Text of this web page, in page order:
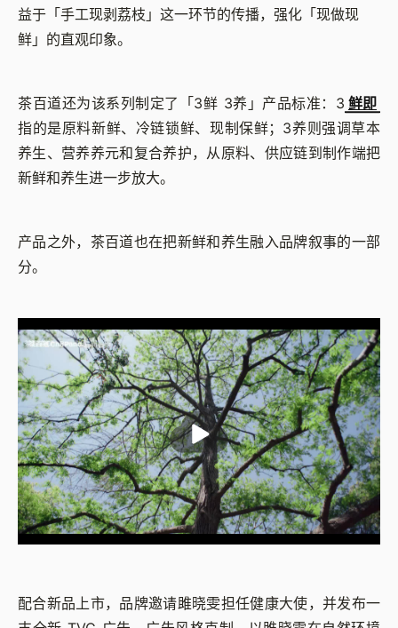
益于「手工现剥荔枝」这一环节的传播，强化「现做现
鲜」的直观印象。
茶百道还为该系列制定了「3鲜 3养」产品标准：3 鲜即
指的是原料新鲜、冷链锁鲜、现制保鲜；3养则强调草本
养生、营养养元和复合养护，从原料、供应链到制作端把
新鲜和养生进一步放大。
产品之外，茶百道也在把新鲜和养生融入品牌叙事的一部
分。
配合新品上市，品牌邀请雎晓雯担任健康大使，并发布一